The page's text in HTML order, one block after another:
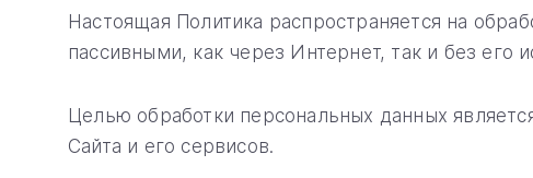
Настоящая Политика распространяется на
пассивными, как через Интернет, так и без его
Целью обработки персональных данных
Сайта и его сервисов.